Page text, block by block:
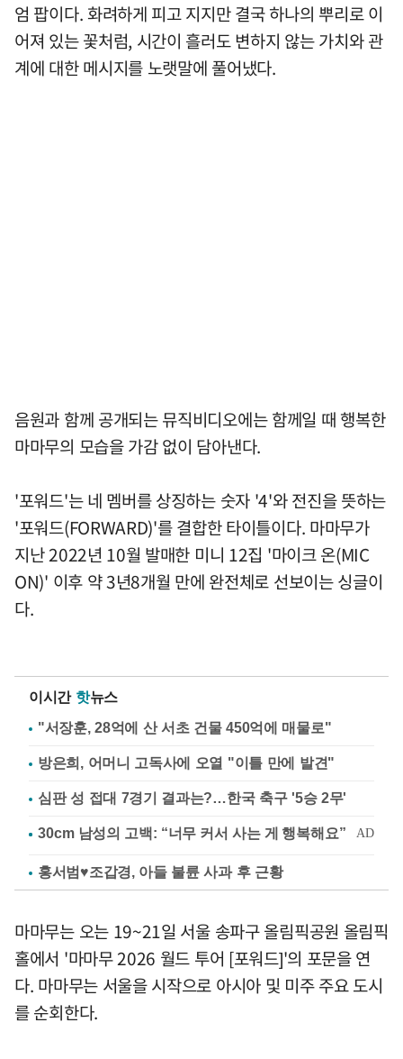
엄 팝이다. 화려하게 피고 지지만 결국 하나의 뿌리로 이
어져 있는 꽃처럼, 시간이 흘러도 변하지 않는 가치와 관
계에 대한 메시지를 노랫말에 풀어냈다.
음원과 함께 공개되는 뮤직비디오에는 함께일 때 행복한
마마무의 모습을 가감 없이 담아낸다.
'포워드'는 네 멤버를 상징하는 숫자 '4'와 전진을 뜻하는
'포워드(FORWARD)'를 결합한 타이틀이다. 마마무가
지난 2022년 10월 발매한 미니 12집 '마이크 온(MIC
ON)' 이후 약 3년8개월 만에 완전체로 선보이는 싱글이
다.
이시간 핫뉴스
"서장훈, 28억에 산 서초 건물 450억에 매물로"
방은희, 어머니 고독사에 오열 "이틀 만에 발견"
심판 성 접대 7경기 결과는?…한국 축구 '5승 2무'
홍서범♥조갑경, 아들 불륜 사과 후 근황
마마무는 오는 19~21일 서울 송파구 올림픽공원 올림픽
홀에서 '마마무 2026 월드 투어 [포워드]'의 포문을 연
다. 마마무는 서울을 시작으로 아시아 및 미주 주요 도시
를 순회한다.